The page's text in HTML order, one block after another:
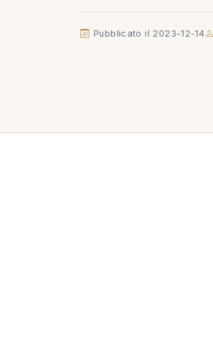
Pubblicato il 2023-12-14